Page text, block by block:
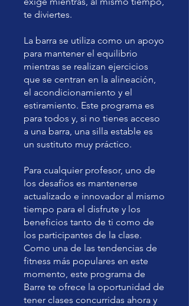
te diviertes.
La barra se utiliza como un apoyo
para mantener el equilibrio
mientras se realizan ejercicios
que se centran en la alineación,
el acondicionamiento y el
estiramiento. Este programa es
para todos y, si no tienes acceso
a una barra, una silla estable es
un sustituto muy práctico.
Para cualquier profesor, uno de
los desafíos es mantenerse
actualizado e innovador al mismo
tiempo para el disfrute y los
beneficios tanto de ti como de
los participantes de la clase.
Como una de las tendencias de
fitness más populares en este
momento, este programa de
Barre te ofrece la oportunidad de
tener clases concurridas ahora y